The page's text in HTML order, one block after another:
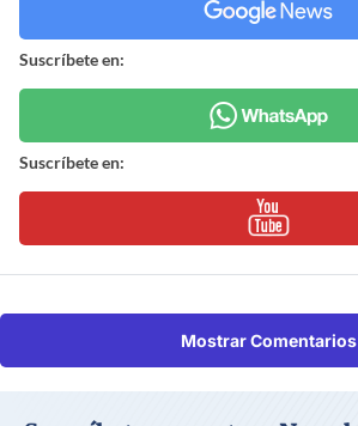
Suscríbete en:
Suscríbete en:
Mostrar Comentarios